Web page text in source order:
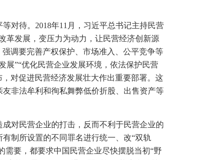
对待。 2018年11 月，习近平总书记主持民营
革发展，变压力为动力，让民营经济创新源
调要完善产权保护、市场准入、公平竞争等
展”“优化民营企业发展环境，依法保护民营
对促进民营经济发展壮大作出重要部署。这
非法牟利和徇私舞弊低价折股、出售资产等
对民营企业的打击，反而不利于民营企业的
制所设置的不同罪名进行统一、改“双轨
需要，都要求中国民营企业尽快摆脱当初“野